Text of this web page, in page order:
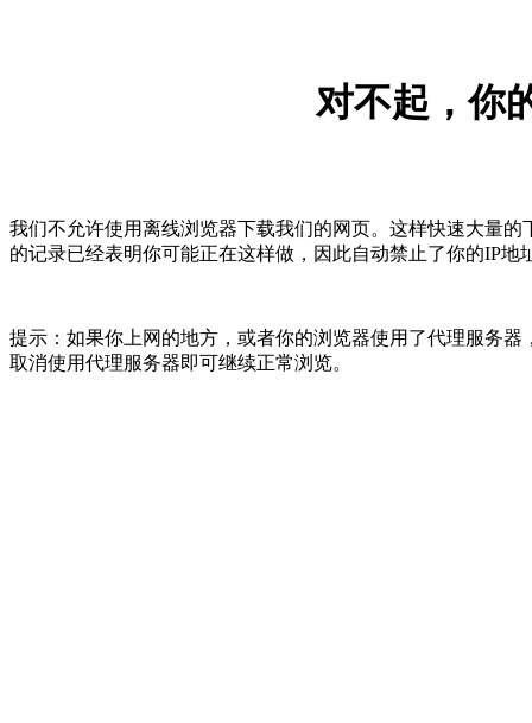
对不起，你
我们不允许使用离线浏览器下载我们的网页。这样快速大量
的记录已经表明你可能正在这样做，因此自动禁止了你的IP
提示：如果你上网的地方，或者你的浏览器使用了代理服务
取消使用代理服务器即可继续正常浏览。